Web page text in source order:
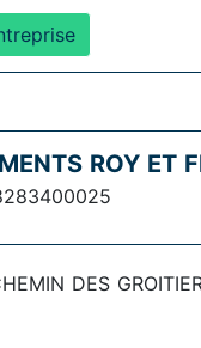
ROY ET
DES